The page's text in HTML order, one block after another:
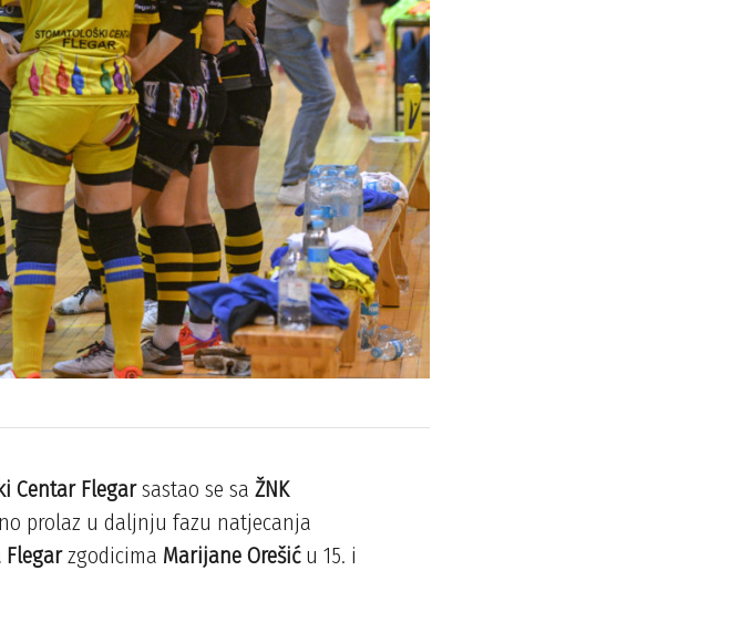
Centar Flegarsastao se sa ŽNK
prolaz u daljnju fazu natjecanja
Flegarzgodicima Marijane Orešić u 15. i